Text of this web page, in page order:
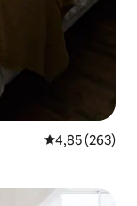
4,85 (263)